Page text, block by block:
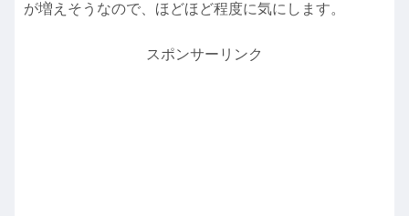
が増えそうなので、ほどほど程度に気にします。
スポンサーリンク